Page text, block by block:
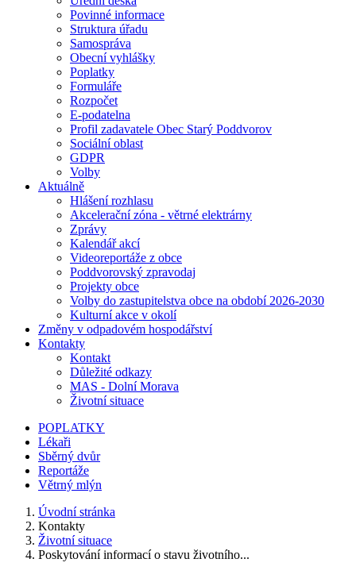
Povinné informace
Struktura úřadu
Samospráva
Obecní vyhlášky
Poplatky
Formuláře
Rozpočet
E-podatelna
Profil zadavatele Obec Starý Poddvorov
Sociální oblast
GDPR
Volby
Aktuálně
Hlášení rozhlasu
Akcelerační zóna - větrné elektrárny
Zprávy
Kalendář akcí
Videoreportáže z obce
Poddvorovský zpravodaj
Projekty obce
Volby do zastupitelstva obce na období 2026-2030
Kulturní akce v okolí
Změny v odpadovém hospodářství
Kontakty
Kontakt
Důležité odkazy
MAS - Dolní Morava
Životní situace
POPLATKY
Lékaři
Sběrný dvůr
Reportáže
Větrný mlýn
Úvodní stránka
Kontakty
Životní situace
Poskytování informací o stavu životního...